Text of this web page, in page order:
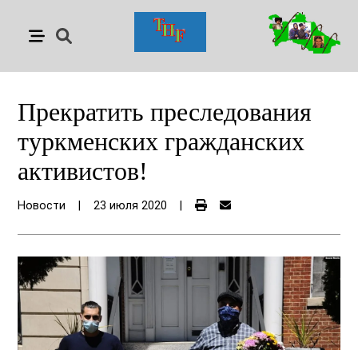
Прекратить преследования
туркменских гражданских
активистов!
Новости 23 июля 2020